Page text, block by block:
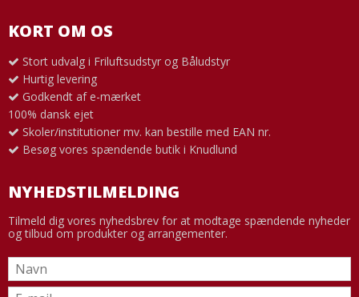
KORT OM OS
Stort udvalg i Friluftsudstyr og Båludstyr
Hurtig levering
Godkendt af e-mærket
100% dansk ejet
Skoler/institutioner mv. kan bestille med EAN nr.
Besøg vores spændende butik i Knudlund
NYHEDSTILMELDING
Tilmeld dig vores nyhedsbrev for at modtage spændende nyheder
og tilbud om produkter og arrangementer.